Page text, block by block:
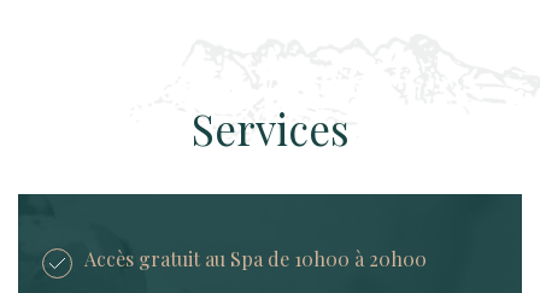
Services
Accès gratuit au Spa de 10h00 à 20h00